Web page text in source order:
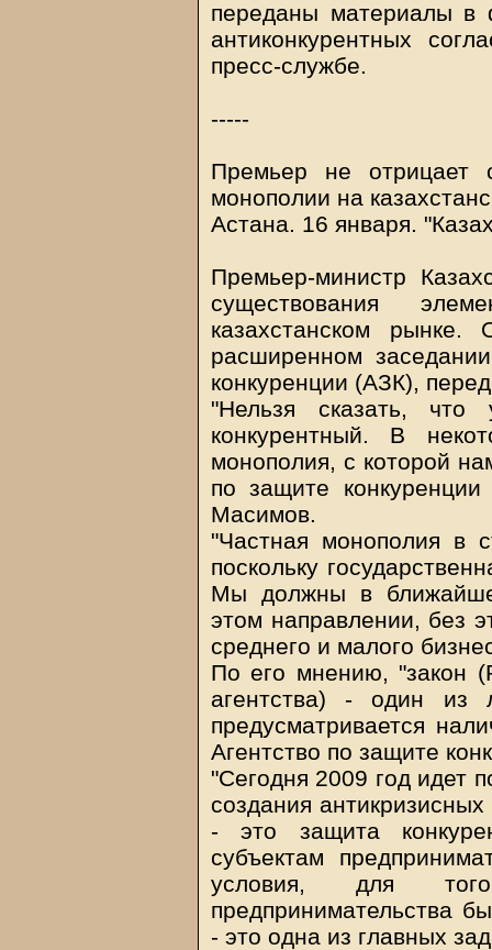
переданы материалы в
антиконкурентных
пресс-службе.
-----
Премьер не отрицает
монополии на
Астана. 16 января.
Премьер-министр
существования
казахстанском
расширенном
конкуренции (АЗК),
"Нельзя сказать,
конкурентный. В
монополия, с которой
по защите
Масимов.
"Частная монополия в
поскольку
Мы должны в
этом направлении, без
среднего и малого
По его мнению, "закон
агентства) - один
предусматривается
Агентство по защите
"Сегодня 2009 год идет
создания
- это защита
субъектам
условия, для
предпринимательства
- это одна из главных